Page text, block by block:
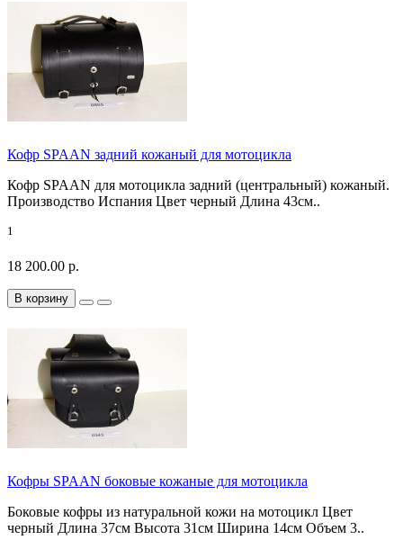
Кофр SPAAN задний кожаный для мотоцикла
Кофр SPAAN для мотоцикла задний (центральный) кожаный.
Производство Испания Цвет черный Длина 43см..
1
18 200.00 р.
В корзину
Кофры SPAAN боковые кожаные для мотоцикла
Боковые кофры из натуральной кожи на мотоцикл Цвет
черный Длина 37см Высота 31см Ширина 14см Объем 3..